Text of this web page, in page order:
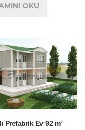
OKU
Prefabrik Ev 92 m²